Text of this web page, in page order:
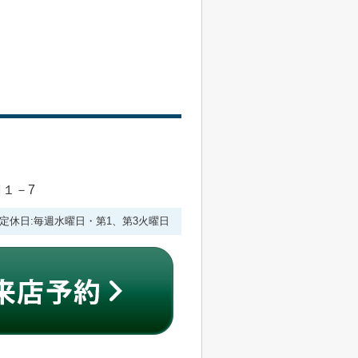
－7
休日:毎週水曜日・第1、第3火曜日